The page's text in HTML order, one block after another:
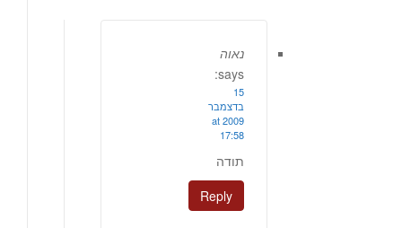
נאוה
says:
15
בדצמבר
2009 at
17:58
תודה
Reply